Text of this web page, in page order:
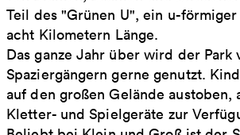
Teil des "Grünen U", ein u-
acht Kilometern Länge.
Das ganze Jahr über wird der Park
Spaziergängern gerne genutzt.
auf den großen Gelände austoben,
Kletter- und Spielgeräte zur